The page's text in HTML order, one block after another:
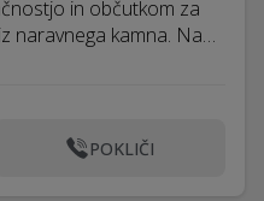
in občutkom za
naravnega kamna. Na…
POKLIČI